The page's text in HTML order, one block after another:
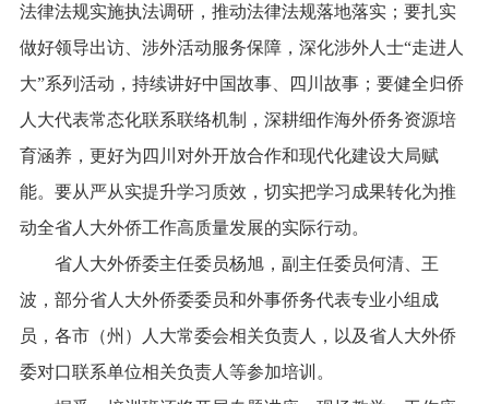
法律法规实施执法调研，推动法律法规落地落实；要扎实
做好领导出访、涉外活动服务保障，深化涉外人士“走进人
大”系列活动，持续讲好中国故事、四川故事；要健全归侨
人大代表常态化联系联络机制，深耕细作海外侨务资源培
育涵养，更好为四川对外开放合作和现代化建设大局赋
能。要从严从实提升学习质效，切实把学习成果转化为推
动全省人大外侨工作高质量发展的实际行动。
省人大外侨委主任委员杨旭，副主任委员何清、王
波，部分省人大外侨委委员和外事侨务代表专业小组成
员，各市（州）人大常委会相关负责人，以及省人大外侨
委对口联系单位相关负责人等参加培训。